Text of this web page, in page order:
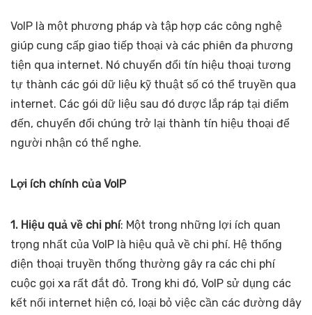
VoIP là một phương pháp và tập hợp các công nghệ
giúp cung cấp giao tiếp thoại và các phiên đa phương
tiện qua internet. Nó chuyển đổi tín hiệu thoại tương
tự thành các gói dữ liệu kỹ thuật số có thể truyền qua
internet. Các gói dữ liệu sau đó được lắp ráp tại điểm
đến, chuyển đổi chúng trở lại thành tín hiệu thoại để
người nhận có thể nghe.
Lợi ích chính của VoIP
1. Hiệu quả về chi phí: Một trong những lợi ích quan
trọng nhất của VoIP là hiệu quả về chi phí. Hệ thống
điện thoại truyền thống thường gây ra các chi phí
cuộc gọi xa rất đắt đỏ. Trong khi đó, VoIP sử dụng các
kết nối internet hiện có, loại bỏ việc cần các đường dây